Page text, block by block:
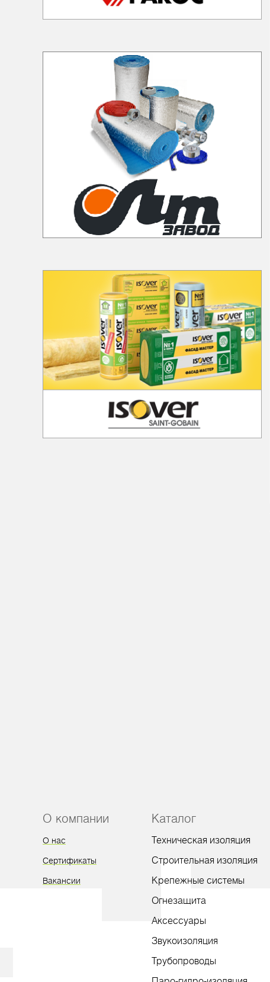
О компании
О нас
Сертификаты
Вакансии
Каталог
Техническая изоляция
Строительная изоляция
Крепежные системы
Огнезащита
Аксессуары
Звукоизоляция
Трубопроводы